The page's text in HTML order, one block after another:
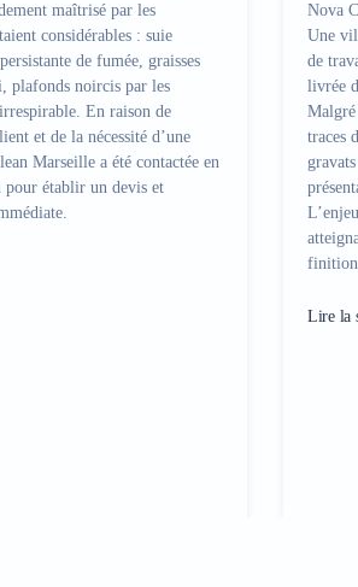
maîtrisé par les
considérables : suie
de fumée, graisses
plafonds noircis par les
En raison de
et de la nécessité d’une
Marseille a été contactée en
pour établir un devis et
Nova
Une
de
livrée
traces
Lire la